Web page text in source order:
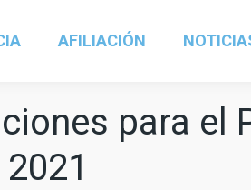
AFILIACIÓN
para el
2021